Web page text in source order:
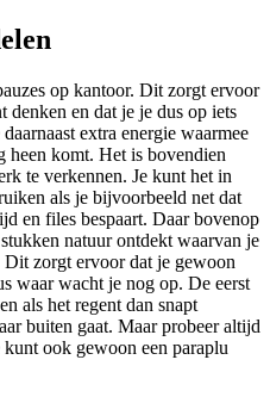
op kantoor. Dit zorgt ervoor
denken en dat je je dus op iets
extra energie waarmee
heen komt. Het is bovendien
te verkennen. Je kunt het in
als je bijvoorbeeld net dat
en files bespaart. Daar bovenop
natuur ontdekt waarvan je
Dit zorgt ervoor dat je gewoon
waar wacht je nog op. De eerst
als het regent dan snapt
buiten gaat. Maar probeer altijd
ook gewoon een paraplu